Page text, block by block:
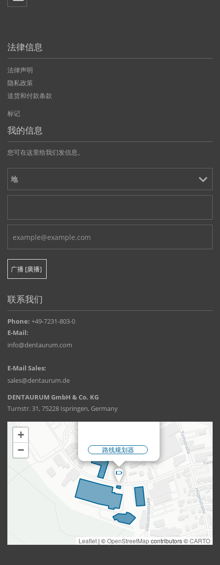
法律信息
法律声明
隐私政策
送货和付款条款
标记
我的信息
您可在这里给我们发信息。
联系我们
Phone: +49-7231-803-0
E-Mail:
info@dentaurum.com
E-Mail Sales:
sales@dentaurum.de
DENTAURUM GmbH & Co. KG
Turnstr. 31, 75228 Ispringen, Germany